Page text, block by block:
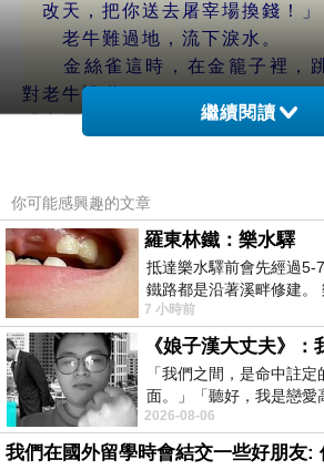
改天，把你送去屠宰場換錢！」
老牛難過地，流下淚水。
金絲雀這時，在金籠子裡，跳
對老牛說道‥
「老哥！你還以為，這是那個，
你看你，皮厚肉糙，除了出力氣
主人現在要的，是品味，是能
兒，
而不是你這種‥只會幹活的苦力
老牛不禁嘆道‥
「我陪他走過荒年，護他衣食無
難道‥這些年的情分，竟抵不
的啼囀嗎？」
金絲雀尖笑一聲，叫道‥
「情分？在有錢人眼裡，情分，
繼續閱讀
你可能感興趣的文章
羅東林鐵：樂水驛
抵達樂水驛前會先經過5-
鐵路都是沿著溪畔修建。
但因與臺鐵集集線車站同
7 小時前
「我們之間，是命中註
面。」「聽好，我是戀
楚這種感覺，你我之間的
2026-08-06